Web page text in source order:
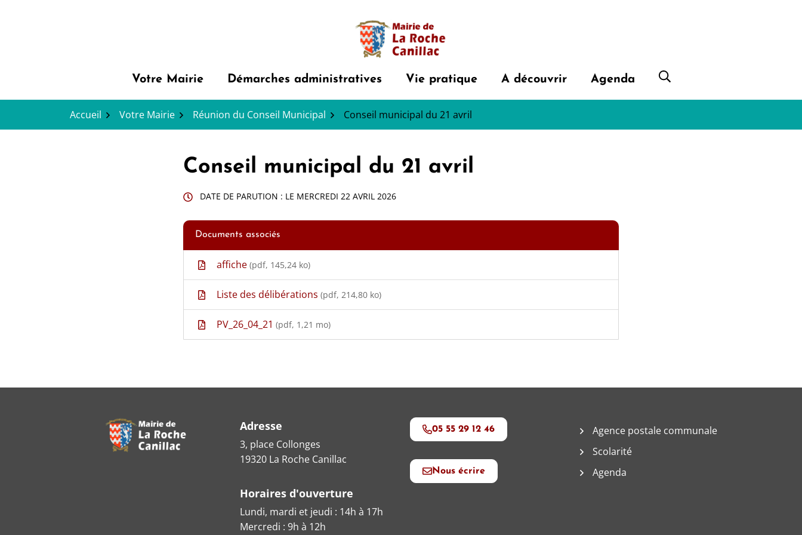
Votre Mairie Démarches administratives Vie pratique A découvrir Agenda Afficher la recherche
Accueil Votre Mairie Réunion du Conseil Municipal Conseil municipal du 21 avril
Conseil municipal du 21 avril
DATE DE PARUTION : LE MERCREDI 22 AVRIL 2026
Documents associés
affiche (pdf, 145,24 ko)
Liste des délibérations (pdf, 214,80 ko)
PV_26_04_21 (pdf, 1,21 mo)
Adresse
3, place Collonges
19320 La Roche Canillac
Horaires d'ouverture
Lundi, mardi et jeudi : 14h à 17h
Mercredi : 9h à 12h
05 55 29 12 46
Nous écrire
Agence postale communale
Scolarité
Agenda